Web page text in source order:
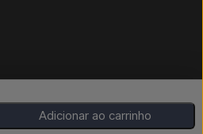
Adicionar ao carrinho